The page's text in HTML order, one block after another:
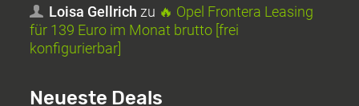
Loisa Gellrich zu 🔥 Opel Frontera Leasing
für 139 Euro im Monat brutto [frei
konfigurierbar]
Neueste Deals